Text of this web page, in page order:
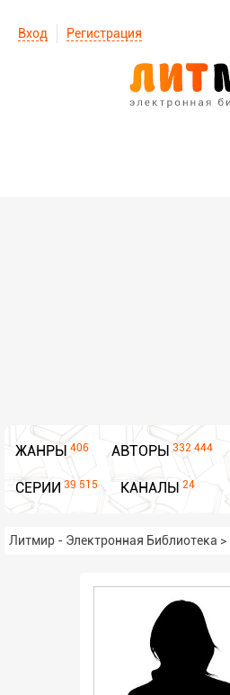
Вход Регистрация
ЖАНРЫ 406 АВТОРЫ 332 444
СЕРИИ 39 515 КАНАЛЫ 24
Литмир - Электронная Библиотека >